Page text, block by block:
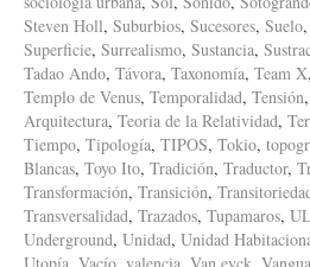
Steven Holl, Suburbios, Sucesores, Suelo,
Superficie, Surrealismo, Sustancia,
Tadao Ando, Távora, Taxonomía, Team X,
Templo de Venus, Temporalidad, Tensión,
Arquitectura, Teoria de la Relatividad,
Tiempo, Tipología, TIPOS, Tokio,
Blancas, Toyo Ito, Tradición, Traductor,
Transformación, Transición,
Transversalidad, Trazados, Tupamaros,
Underground, Unidad, Unidad